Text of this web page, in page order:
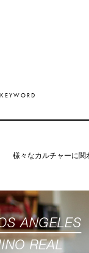
KEYWORD
様々なカルチャーに関